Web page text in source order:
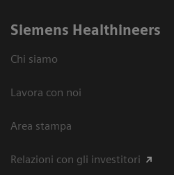
Siemens Healthineers
Chi siamo
Lavora con noi
Area stampa
Relazioni con gli investitori